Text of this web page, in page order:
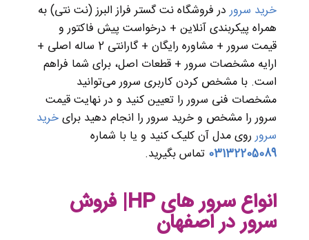
خرید سروردر فروشگاه نت گستر فراز البرز (نت نتی) به
همراه پیکربندی آنلاین + درخواست پیش فاکتور و
قیمت سرور + مشاوره رایگان + گارانتی 2 ساله اصلی +
ارایه مشخصات سرور + قطعات اصل، برای شما فراهم
است. با مشخص کردن کاربری سرور می‌توانید
مشخصات فنی سرور را تعیین کنید و در نهایت قیمت
سرور را مشخص و خرید سرور را انجام دهید برایخرید
سرورروی مدل آن کلیک کنید و یا با شماره
03132205089 تماس بگیرید.
انواع سرور های HP| فروش
سرور در اصفهان